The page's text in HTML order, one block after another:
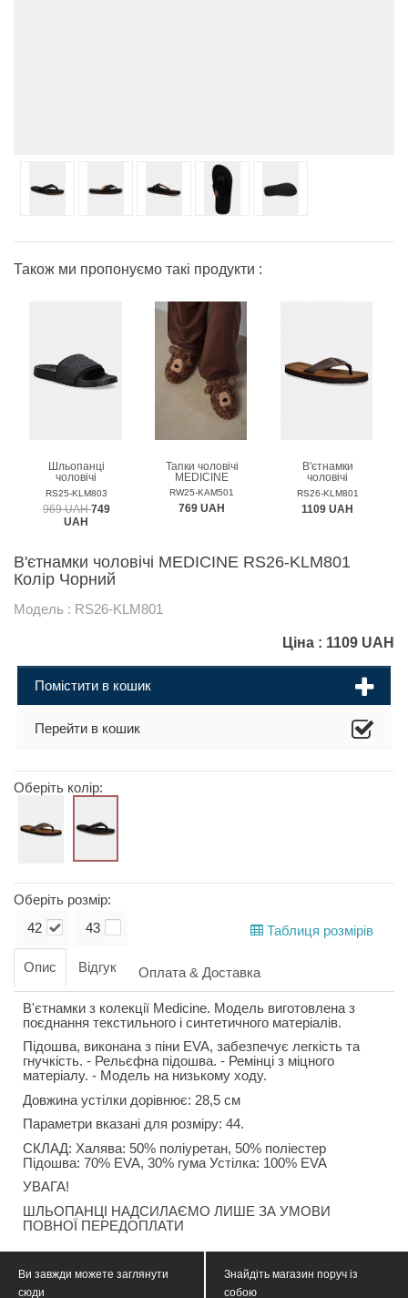
Також ми пропонуємо такі продукти :
Шльопанці
чоловічі
MEDICINE
RS25-KLM803
969 UAH749
UAH
Тапки чоловічі
MEDICINE
RW25-KAM501
769 UAH
В'єтнамки
чоловічі
MEDICINE
RS26-KLM801
1109 UAH
В'єтнамки чоловічі MEDICINE RS26-KLM801
Колір Чорний
Модель : RS26-KLM801
Ціна : 1109 UAH
Помістити в кошик
Перейти в кошик
Оберіть колір:
Оберіть розмір:
42 43 Таблиця розмірів
Опис Відгук Оплата & Доставка
В'єтнамки з колекції Medicine. Модель виготовлена з
поєднання текстильного і синтетичного матеріалів.
Підошва, виконана з піни EVA, забезпечує легкість та
гнучкість. - Рельєфна підошва. - Ремінці з міцного
матеріалу. - Модель на низькому ходу.
Довжина устілки дорівнює: 28,5 см
Параметри вказані для розміру: 44.
СКЛАД: Халява: 50% поліуретан, 50% поліестер
Підошва: 70% EVA, 30% гума Устілка: 100% EVA
УВАГА!
ШЛЬОПАНЦІ НАДСИЛАЄМО ЛИШЕ ЗА УМОВИ
ПОВНОЇ ПЕРЕДОПЛАТИ
Ви завжди можете заглянути
сюди
Знайдіть магазин поруч із
собою